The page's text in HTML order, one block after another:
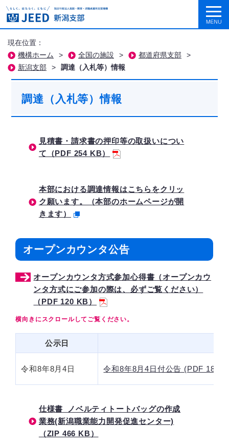
現在位置：
機構ホーム
> 全国の施設 > 都道府県支部
>
新潟支部
> 調達（入札等）情報
調達（入札等）情報
見積書・請求書の押印等の取扱いについ
て（PDF 254 KB）
本部における調達情報はこちらをクリッ
ク願います。（本部のホームページが開
きます）
オープンカウンタ公告
オープンカウンタ方式参加心得書（オープンカウ
ンタ方式にご参加の際は、必ずご覧ください）
（PDF 120 KB）
公示日
令和8年8月4日 令和8年8月4日付公告 (PDF 185
仕様書_ノベルティトートバッグの作成
業務(新潟職業能力開発促進センター)
（ZIP 466 KB）